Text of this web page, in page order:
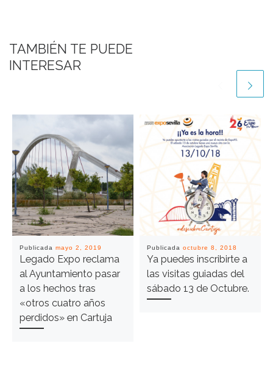
TAMBIÉN TE PUEDE
INTERESAR
Publicada mayo 2, 2019
Legado Expo reclama
al Ayuntamiento pasar
a los hechos tras
«otros cuatro años
perdidos» en Cartuja
Publicada octubre 8, 2018
Ya puedes inscribirte a
las visitas guiadas del
sábado 13 de Octubre.